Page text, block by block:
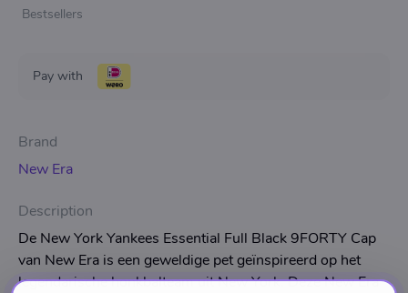
Bestsellers
Pay with
Brand
New Era
Description
De New York Yankees Essential Full Black 9FORTY Cap
van New Era is een geweldige pet geïnspireerd op het
legendarische honkbalteam uit New York. Deze New Era